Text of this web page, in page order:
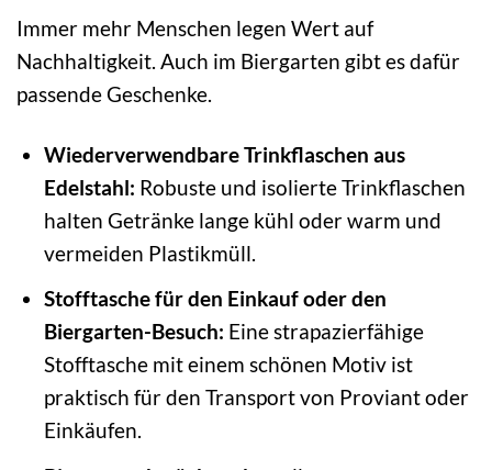
Immer mehr Menschen legen Wert auf
Nachhaltigkeit. Auch im Biergarten gibt es dafür
passende Geschenke.
Wiederverwendbare Trinkflaschen aus
Edelstahl: Robuste und isolierte Trinkflaschen
halten Getränke lange kühl oder warm und
vermeiden Plastikmüll.
Stofftasche für den Einkauf oder den
Biergarten-Besuch: Eine strapazierfähige
Stofftasche mit einem schönen Motiv ist
praktisch für den Transport von Proviant oder
Einkäufen.